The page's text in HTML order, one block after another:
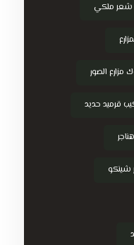
شعر ملكي
الصور
قرميد حديد
شينكو